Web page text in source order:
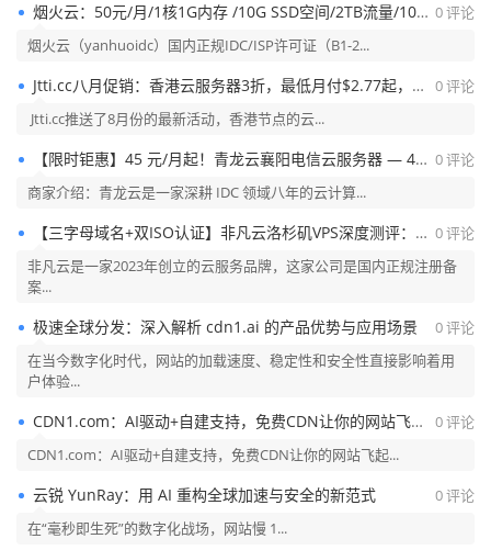
0 评论
烟火云：50元/月/1核1G内存 /10G SSD空间/2TB流量/100Mbps端口/KVM/美国NTT双ISP家宽/CMIN2&9929评测（量大3x元）
烟火云（yanhuoidc）国内正规IDC/ISP许可证（B1-2...
0 评论
Jtti.cc八月促销：香港云服务器3折，最低月付$2.77起，香港专用服务器限时特价$148
Jtti.cc推送了8月份的最新活动，香港节点的云...
0 评论
【限时钜惠】45 元/月起！青龙云襄阳电信云服务器 — 4C4G10M 200G 高防
商家介绍：青龙云是一家深耕 IDC 领域八年的云计算...
0 评论
【三字母域名+双ISO认证】非凡云洛杉矶VPS深度测评：CN2/9929/CMIN2三线加持，4核4G仅20元起？
非凡云是一家2023年创立的云服务品牌，这家公司是国内正规注册备
案...
0 评论
极速全球分发：深入解析 cdn1.ai 的产品优势与应用场景
在当今数字化时代，网站的加载速度、稳定性和安全性直接影响着用
户体验...
0 评论
CDN1.com：AI驱动+自建支持，免费CDN让你的网站飞起来！
CDN1.com：AI驱动+自建支持，免费CDN让你的网站飞起...
0 评论
云锐 YunRay：用 AI 重构全球加速与安全的新范式
在“毫秒即生死”的数字化战场，网站慢 1...